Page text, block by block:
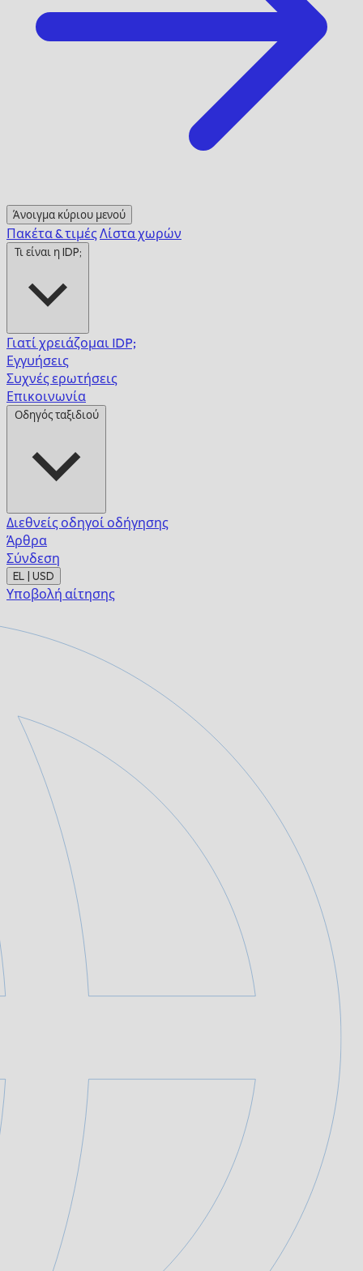
Άνοιγμα κύριου μενού
Πακέτα & τιμέςΛίστα χωρών
Τι είναι η IDP;
Γιατί χρειάζομαι IDP;
Εγγυήσεις
Συχνές ερωτήσεις
Επικοινωνία
Οδηγός ταξιδιού
Διεθνείς οδηγοί οδήγησης
Άρθρα
Σύνδεση
EL | USD
Υποβολή αίτησης